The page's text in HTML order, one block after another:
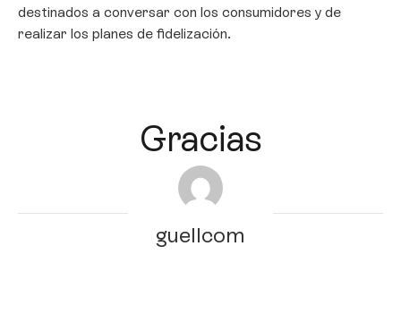
destinados a conversar con los consumidores y de
realizar los planes de fidelización.
Gracias
guellcom